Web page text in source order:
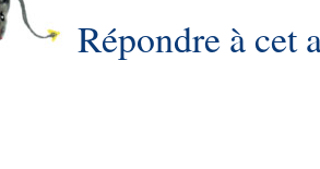
Répondre à cet